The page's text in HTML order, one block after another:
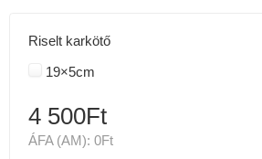
Riselt karkötő
19×5cm
4 500Ft
ÁFA (AM): 0Ft